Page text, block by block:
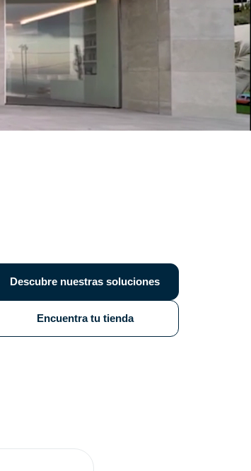
Descubre nuestras soluciones
Encuentra tu tienda